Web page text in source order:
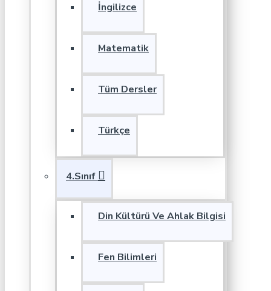
İngilizce
Matematik
Tüm Dersler
Türkçe
4.Sınıf
Din Kültürü Ve Ahlak Bilgisi
Fen Bilimleri